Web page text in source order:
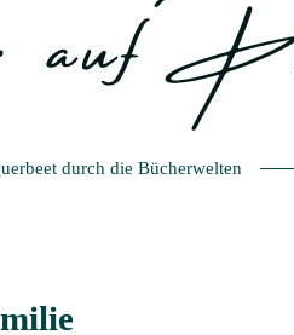
durch die Bücherwelten